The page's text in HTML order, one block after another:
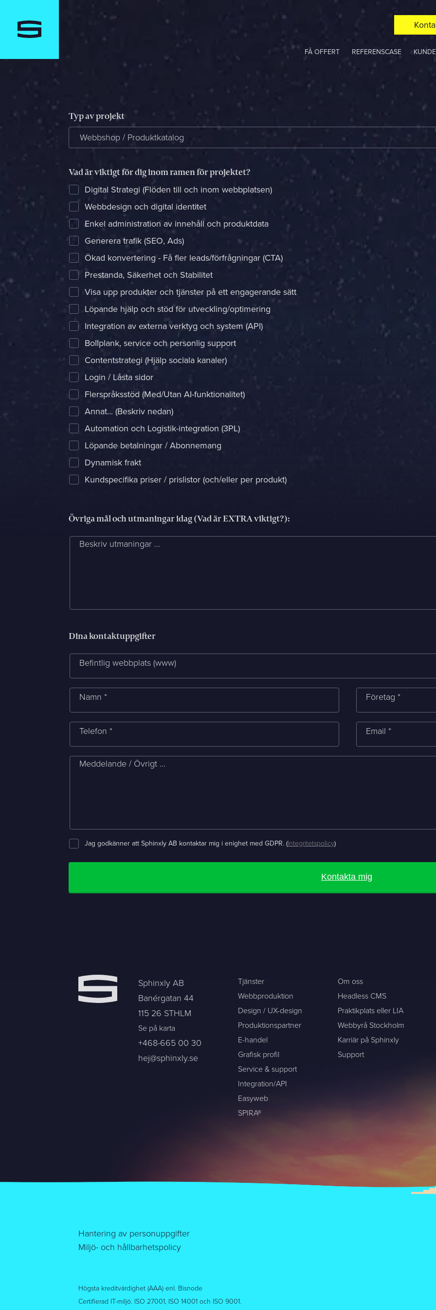
Kontakt
Telefon *
Bifoga en fil
Det är OK att Sphinxly använder mina uppgifter för att kontakta mig. (
Banérgatan 44
115 26 STHLM
hej@sphinxly.se
Om oss / Kontaktpersoner
LIA / Praktik
FÅ OFFERT REFERENSCASE
Typ av projekt
Webbshop / Produktkatalog
Vad är viktigt för dig inom ramen för projektet?
Digital Strategi (Flöden till och inom webbplatsen)
Webbdesign och digital identitet
Enkel administration av innehåll och produktdata
Generera trafik (SEO, Ads)
Ökad konvertering - Få fler leads/förfrågningar (CTA)
Prestanda, Säkerhet och Stabilitet
Visa upp produkter och tjänster på ett engagerande sätt
Löpande hjälp och stöd för utveckling/optimering
Integration av externa verktyg och system (API)
Bollplank, service och personlig support
Contentstrategi (Hjälp sociala kanaler)
Login / Låsta sidor
Flerspråksstöd (Med/Utan AI-funktionalitet)
Annat... (Beskriv nedan)
Automation och Logistik-integration (3PL)
Löpande betalningar / Abonnemang
Dynamisk frakt
Kundspecifika priser / prislistor (och/eller per produkt)
Övriga mål och utmaningar idag (Vad är EXTRA viktigt?):
Beskriv utmaningar ...
Dina kontaktuppgifter
Befintlig webbplats (www)
Namn * Företag *
Telefon * Email *
Meddelande / Övrigt ...
Jag godkänner att Sphinxly AB kontaktar mig i enighet med GDPR. (Integritetspolicy)
Kontakta mig
Sphinxly AB
Banérgatan 44
115 26 STHLM
Se på karta
+468-665 00 30
hej@sphinxly.se
Tjänster
Webbproduktion
Design / UX-design
Produktionspartner
E-handel
Grafisk profil
Service & support
Integration/API
Easyweb
SPIRA®
Om oss
Headless CMS
Praktikplats eller LIA
Webbyrå Stockholm
Karriär på Sphinxly
Support
Hantering av personuppgifter
Miljö- och hållbarhetspolicy
Högsta kreditvärdighet (AAA) enl. Bisnode
Certifierad IT-miljö. ISO 27001, ISO 14001 och ISO 9001.